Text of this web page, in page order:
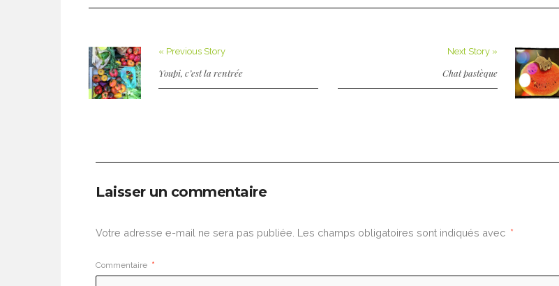
« Previous Story
Youpi, c’est la rentrée
Next Story »
Chat pastèque
Laisser un commentaire
Votre adresse e-mail ne sera pas publiée. Les champs obligatoires sont indiqués avec *
Commentaire *